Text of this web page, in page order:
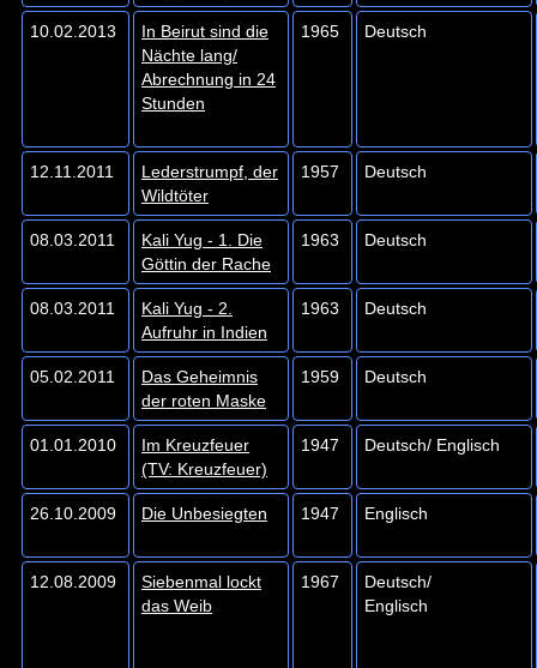
10.02.2013
In Beirut sind die
Nächte lang/
Abrechnung in 24
Stunden
1965 Deutsch
12.11.2011
Lederstrumpf, der
Wildtöter
1957 Deutsch
08.03.2011
Kali Yug - 1. Die
Göttin der Rache
1963 Deutsch
08.03.2011
Kali Yug - 2.
Aufruhr in Indien
1963 Deutsch
05.02.2011
Das Geheimnis
der roten Maske
1959 Deutsch
01.01.2010
Im Kreuzfeuer
(TV: Kreuzfeuer)
1947 Deutsch/ Englisch
26.10.2009 Die Unbesiegten 1947 Englisch
12.08.2009
Siebenmal lockt
das Weib
1967
Deutsch/
Englisch